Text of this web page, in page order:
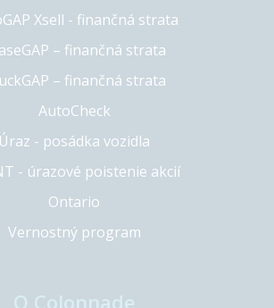
Xsell - finančná strata
– finančná strata
– finančná strata
AutoCheck
Úraz - posádka vozidla
- úrazové poistenie akcií
Ontario
Vernostný program